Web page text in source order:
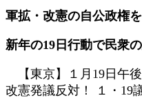
新
時
軍拡・改憲の自公政権
新年の19日行動で民衆
【東京】１月19日午
改憲発議反対！ １・19